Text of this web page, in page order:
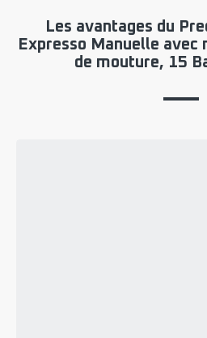
Les avantages du
Expresso Manuelle avec
de mouture, 15